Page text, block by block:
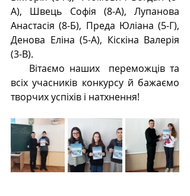
А), Швець Софія (8-А), Лупанова
Анастасія (8-Б), Преда Юліана (5-Г),
Денова Еліна (5-А), Кіскіна Валерія
(3-В).
Вітаємо наших  переможців та
всіх учасників конкурсу й бажаємо
творчих успіхів і натхнення!